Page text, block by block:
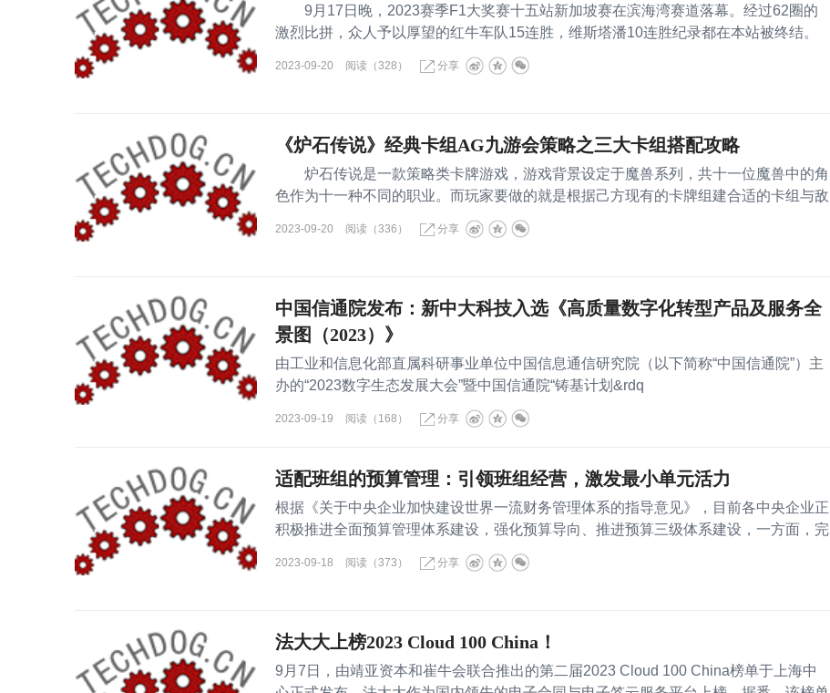
9月17日晚，2023赛季F1大奖赛十五站新加坡赛在滨海湾赛道落幕。经过62圈的
激烈比拼，众人予以厚望的红牛车队15连胜，维斯塔潘10连胜纪录都在本站被终结。
2023-09-20 阅读（328） 分享
《炉石传说》经典卡组AG九游会策略之三大卡组搭配攻略
炉石传说是一款策略类卡牌游戏，游戏背景设定于魔兽系列，共十一位魔兽中的角
色作为十一种不同的职业。而玩家要做的就是根据己方现有的卡牌组建合适的卡组与敌
2023-09-20 阅读（336） 分享
中国信通院发布：新中大科技入选《高质量数字化转型产品及服务全
景图（2023）》
由工业和信息化部直属科研事业单位中国信息通信研究院（以下简称“中国信通院”）主
办的“2023数字生态发展大会”暨中国信通院“铸基计划&rdq
2023-09-19 阅读（168） 分享
适配班组的预算管理：引领班组经营，激发最小单元活力
根据《关于中央企业加快建设世界一流财务管理体系的指导意见》，目前各中央企业正
积极推进全面预算管理体系建设，强化预算导向、推进预算三级体系建设，一方面，完
2023-09-18 阅读（373） 分享
法大大上榜2023 Cloud 100 China！
9月7日，由靖亚资本和崔牛会联合推出的第二届2023 Cloud 100 China榜单于上海中